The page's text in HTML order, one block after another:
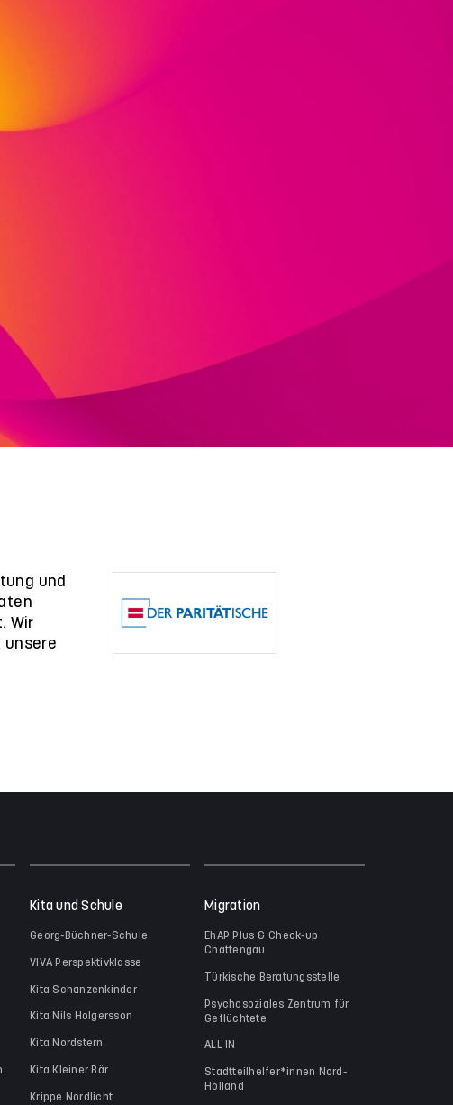
und
Wir
unsere
Kita und Schule
Georg-Büchner-Schule
VIVA Perspektivklasse
Kita Schanzenkinder
Kita Nils Holgersson
Kita Nordstern
Kita Kleiner Bär
Krippe Nordlicht
Migration
EhAP Plus & Check-up
Chattengau
Türkische Beratungsstelle
Psychosoziales Zentrum für
Geflüchtete
ALL IN
Stadtteilhelfer*innen Nord-
Holland